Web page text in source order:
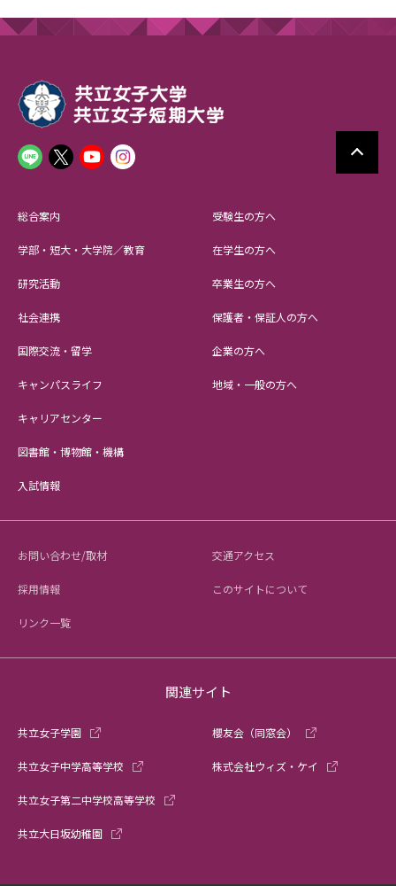
総合案内
学部・短大・大学院／教育
研究活動
社会連携
国際交流・留学
キャンパスライフ
キャリアセンター
図書館・博物館・機構
入試情報
受験生の方へ
在学生の方へ
卒業生の方へ
保護者・保証人の方へ
企業の方へ
地域・一般の方へ
お問い合わせ/取材 交通アクセス
採用情報 このサイトについて
リンク一覧
関連サイト
共立女子学園
共立女子中学高等学校
共立女子第二中学校高等学校
共立大日坂幼稚園
櫻友会（同窓会）
株式会社ウィズ・ケイ